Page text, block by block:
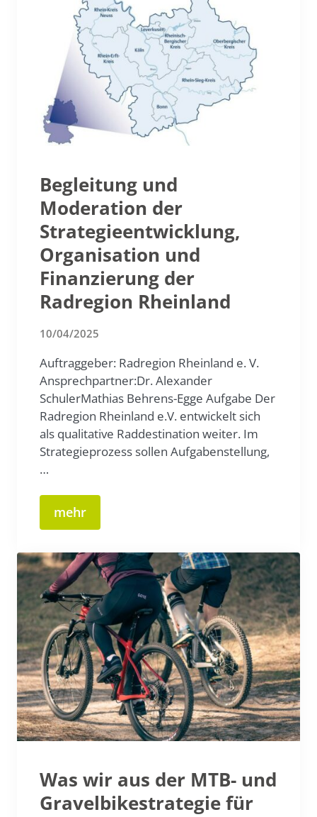
Begleitung und
Moderation der
Strategieentwicklung,
Organisation und
Finanzierung der
Radregion Rheinland
10/04/2025
Auftraggeber: Radregion Rheinland e. V.
Ansprechpartner:Dr. Alexander
SchulerMathias Behrens-Egge Aufgabe Der
Radregion Rheinland e.V. entwickelt sich
als qualitative Raddestination weiter. Im
Strategieprozess sollen Aufgabenstellung,
…
mehr
Was wir aus der MTB- und
Gravelbikestrategie für